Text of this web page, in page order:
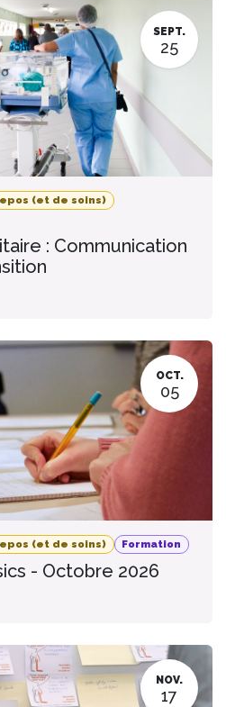
SEPT.
25
(et de soins)
: Communication
OCT.
05
(et de soins) Formation
- Octobre 2026
NOV.
17